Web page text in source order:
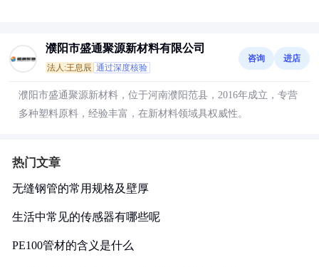
濮阳市盛通聚源新材料有限公司
法人:王息辰 通过深度核验
咨询 进店
濮阳市盛通聚源新材料，位于河南濮阳范县，2016年成立，专营
多种塑料原料，经验丰富，在新材料领域具权威性。
热门文章
无缝钢管的常用规格及壁厚
生活中常见的传感器有哪些呢
PE100管材的含义是什么